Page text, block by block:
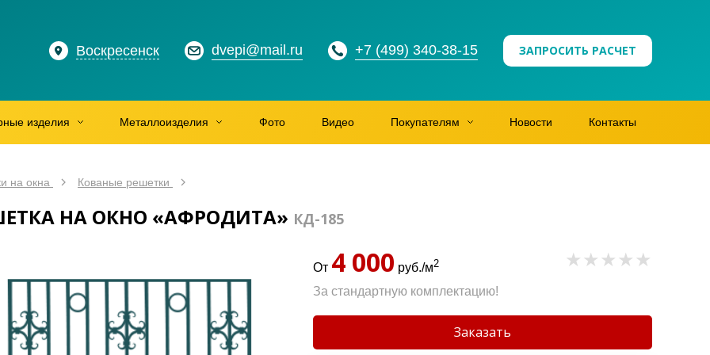
Воскресенск dvepi@mail.ru +7 (499) 340-38-15 ЗАПРОСИТЬ РАСЧЕТ
изделия Металлоизделия Фото Видео Покупателям Новости Контакты
на окна Кованые решетки
НА ОКНО «АФРОДИТА» КД-185
От 4 000 руб./м2
За стандартную комплектацию!
Заказать